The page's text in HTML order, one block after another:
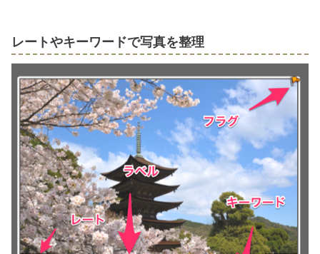
レートやキーワードで写真を整理